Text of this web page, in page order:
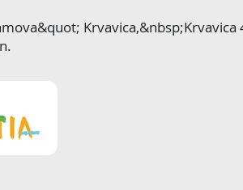
Krvavica,&nbsp;Krvavica